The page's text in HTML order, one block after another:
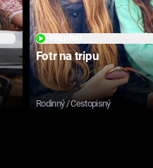
Fotr na tripu
Rodinný / Cestopisný